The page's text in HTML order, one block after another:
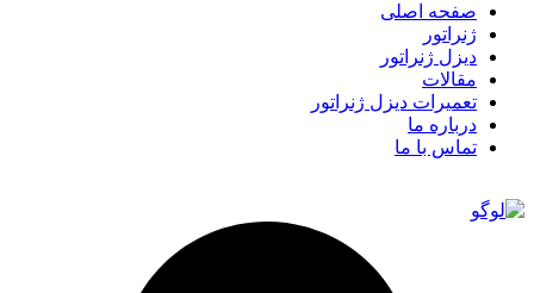
صفحه اصلی
ژنراتور
دیزل ژنراتور
مقالات
تعمیرات دیزل ژنراتور
درباره ما
تماس با ما